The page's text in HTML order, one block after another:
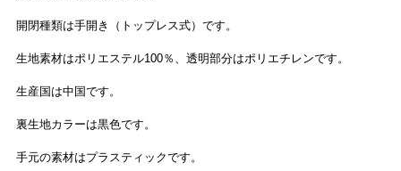
開閉種類は手開き（トップレス式）です。
生地素材はポリエステル100％、透明部分はポリエチレンです。
生産国は中国です。
裏生地カラーは黒色です。
手元の素材はプラスティックです。